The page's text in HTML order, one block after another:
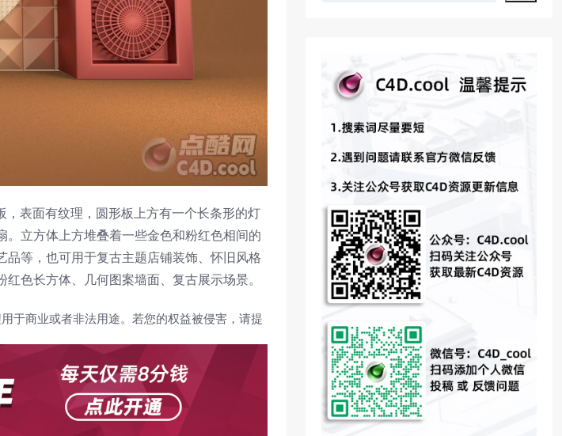
表面有纹理，圆形板上方有一个长条形的灯
立方体上方堆叠着一些金色和粉红色相间的
等，也可用于复古主题店铺装饰、怀旧风格
色长方体、几何图案墙面、复古展示场景。
于商业或者非法用途。若您的权益被侵害，请提